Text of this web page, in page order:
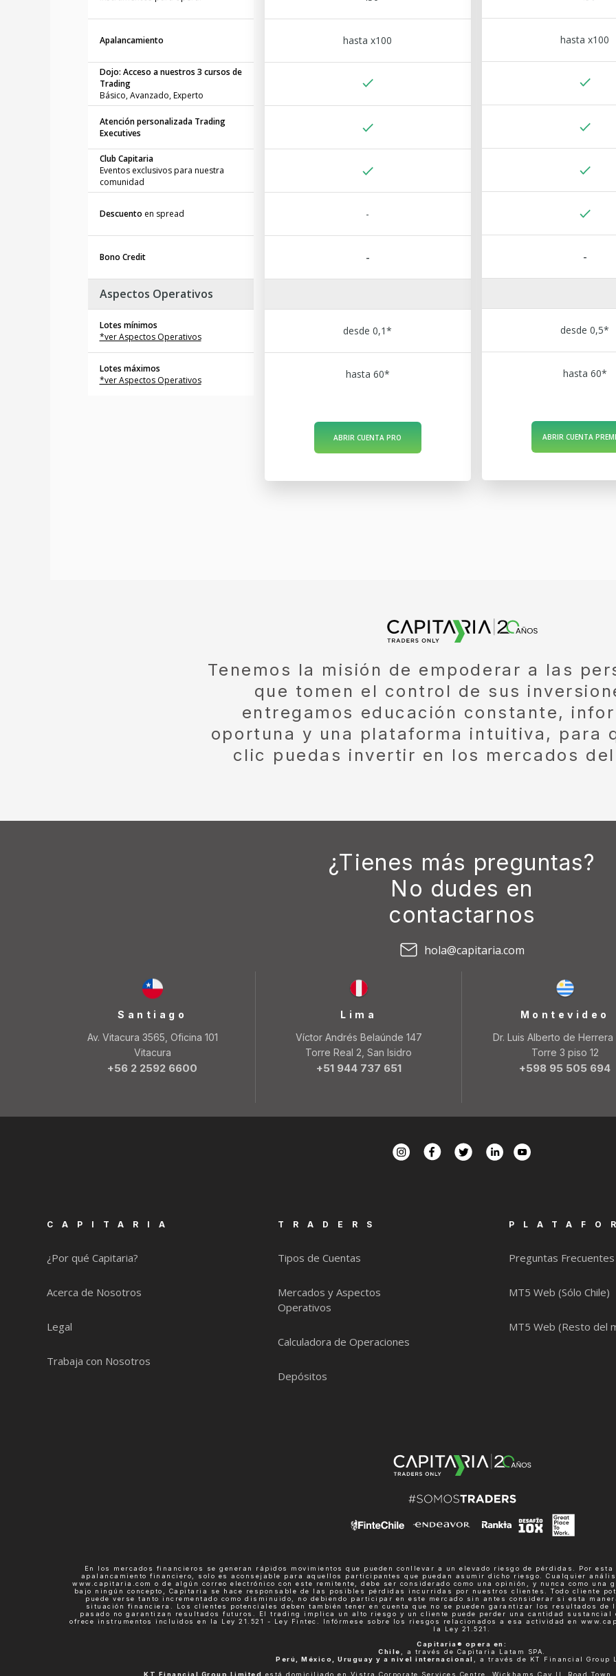
Apalancamiento
Dojo: Acceso a nuestros 3 cursos de
Trading
Básico, Avanzado, Experto
Atención personalizada Trading
Executives
Club Capitaria
Eventos exclusivos para nuestra
comunidad
Descuento en spread
Bono Credit
Aspectos Operativos
Lotes mínimos
*ver Aspectos Operativos
Lotes máximos
*ver Aspectos Operativos
hasta x100
-
-
desde 0,1*
hasta 60*
ABRIR CUENTA PRO
hasta x100
-
desde 0,5*
hasta 60*
ABRIR CUENTA
Tenemos la misión de empoderar a las
que tomen el control de sus
entregamos educación constante,
oportuna y una plataforma intuitiva, para
clic puedas invertir en los mercados
¿Tienes más preguntas?
No dudes en
contactarnos
hola@capitaria.com
Santiago
Av. Vitacura 3565, Oficina 101
Vitacura
+56 2 2592 6600
Lima
Víctor Andrés Belaúnde 147
Torre Real 2, San Isidro
+51 944 737 651
Montevideo
Dr. Luis Alberto de Herrera
Torre 3 piso 12
+598 95 505 694
CAPITARIA
¿Por qué Capitaria?
Acerca de Nosotros
Legal
Trabaja con Nosotros
TRADERS
Tipos de Cuentas
Mercados y Aspectos
Operativos
Calculadora de Operaciones
Depósitos
Preguntas Frecuentes
MT5 Web (Sólo Chile)
MT5 Web (Resto del
En los mercados financieros se generan rápidos movimientos que pueden conllevar a un elevado riesgo de pérdidas. Por
apalancamiento financiero, solo es aconsejable para aquellos participantes que puedan asumir dicho riesgo. Cualquier
www.capitaria.com o de algún correo electrónico con este remitente, debe ser considerado como una opinión, y nunca como
bajo ningún concepto, Capitaria se hace responsable de las posibles pérdidas incurridas por nuestros clientes. Todo cliente
puede verse tanto incrementado como disminuido, no debiendo participar en este mercado sin antes considerar si esta
situación financiera. Los clientes potenciales deben también tener en cuenta que no se pueden garantizar los resultados
pasado no garantizan resultados futuros. El trading implica un alto riesgo y un cliente puede perder una cantidad sustancial
ofrece instrumentos incluidos en la Ley 21.521 - Ley Fintec. Infórmese sobre los riesgos relacionados a esa actividad en
la Ley 21.521.
Capitaria® opera en:
Chile
, a través de Capitaria Latam SPA.
Perú, México, Uruguay y a nivel internacional
, a través de KT Financial Group
KT Financial Group Limited
está domiciliado en Vistra Corporate Services Centre, Wickhams Cay II, Road